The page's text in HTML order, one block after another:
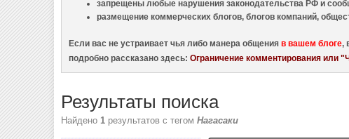
запрещены любые нарушения законодательства РФ и
размещение коммерческих блогов, блогов компаний,
Если вас не устраивает чья либо манера общенияв вашем блоге,
подробно рассказано здесь:Ограничение комментирования или
Результаты поиска
Найдено1 результатов с тегомНагасаки